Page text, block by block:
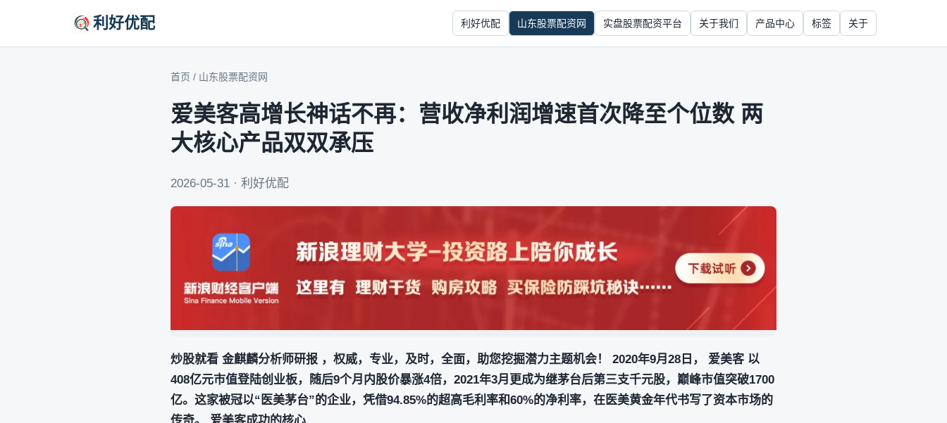
利好优配 利好优配 山东股票配资网 实盘股票配资平台 关于我们 产品中心 标签 关于
首页 / 山东股票配资网
爱美客高增长神话不再：营收净利润增速首次降至个位数 两
大核心产品双双承压
2026-05-31 · 利好优配
炒股就看 金麒麟分析师研报 ，权威，专业，及时，全面，助您挖掘潜力主题机会！ 2020年9月28日， 爱美客 以
408亿元市值登陆创业板，随后9个月内股价暴涨4倍，2021年3月更成为继茅台后第三支千元股，巅峰市值突破1700
亿。这家被冠以“医美茅台”的企业，凭借94.85%的超高毛利率和60%的净利率，在医美黄金年代书写了资本市场的